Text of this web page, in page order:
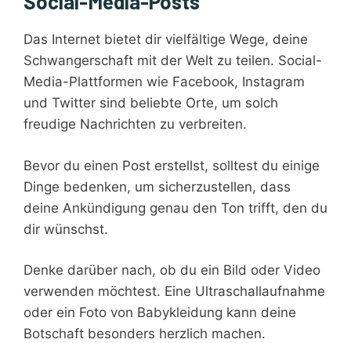
Das Internet bietet dir vielfältige Wege, deine
Schwangerschaft mit der Welt zu teilen. Social-
Media-Plattformen wie Facebook, Instagram
und Twitter sind beliebte Orte, um solch
freudige Nachrichten zu verbreiten.
Bevor du einen Post erstellst, solltest du einige
Dinge bedenken, um sicherzustellen, dass
deine Ankündigung genau den Ton trifft, den du
dir wünschst.
Denke darüber nach, ob du ein Bild oder Video
verwenden möchtest. Eine Ultraschallaufnahme
oder ein Foto von Babykleidung kann deine
Botschaft besonders herzlich machen.